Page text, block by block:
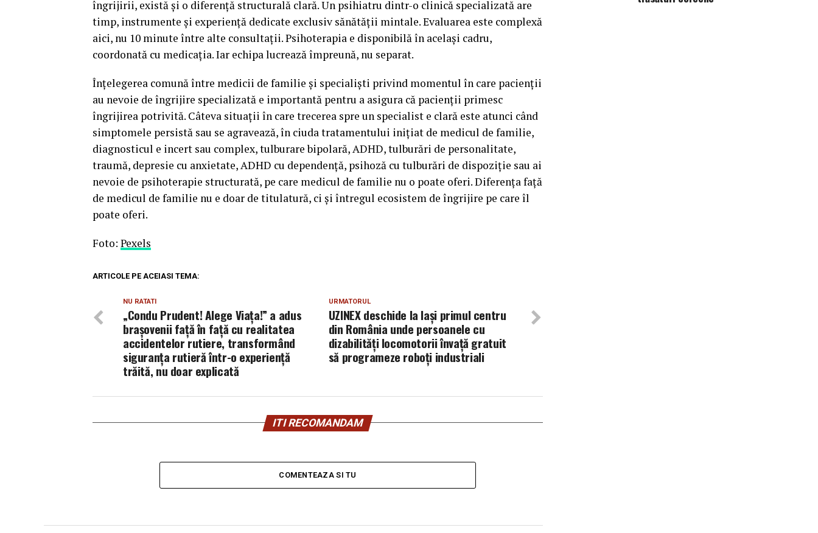
îngrijirii, există și o diferență structurală clară. Un psihiatru dintr-o clinică specializată are
timp, instrumente și experiență dedicate exclusiv sănătății mintale. Evaluarea este complexă
aici, nu 10 minute între alte consultații. Psihoterapia e disponibilă în același cadru,
coordonată cu medicația. Iar echipa lucrează împreună, nu separat.
Înțelegerea comună între medicii de familie și specialiști privind momentul în care pacienții
au nevoie de îngrijire specializată e importantă pentru a asigura că pacienții primesc
îngrijirea potrivită. Câteva situații în care trecerea spre un specialist e clară este atunci când
simptomele persistă sau se agravează, în ciuda tratamentului inițiat de medicul de familie,
diagnosticul e incert sau complex, tulburare bipolară, ADHD, tulburări de personalitate,
traumă, depresie cu anxietate, ADHD cu dependență, psihoză cu tulburări de dispoziție sau ai
nevoie de psihoterapie structurată, pe care medicul de familie nu o poate oferi. Diferența față
de medicul de familie nu e doar de titulatură, ci și întregul ecosistem de îngrijire pe care îl
poate oferi.
Foto: Pexels
ARTICOLE PE ACEIASI TEMA:
URMATORUL
UZINEX deschide la Iași primul centru
din România unde persoanele cu
dizabilități locomotorii învață gratuit
să programeze roboți industriali
NU RATATI
„Condu Prudent! Alege Viața!” a adus
brașovenii față în față cu realitatea
accidentelor rutiere, transformând
siguranța rutieră într-o experiență
trăită, nu doar explicată
ITI RECOMANDAM
COMENTEAZA SI TU